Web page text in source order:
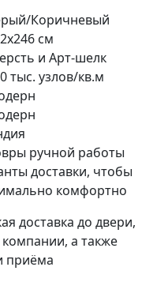
Коричневый
см
и Арт-шелк
тыс. узлов/кв.м
ручной работы
доставки, чтобы
комфортно
доставка до двери,
а также
приёма